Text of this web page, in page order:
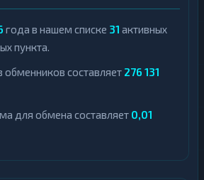
года в нашем списке 31 активных
пункта.
составляет 276 131
для обмена составляет 0,01